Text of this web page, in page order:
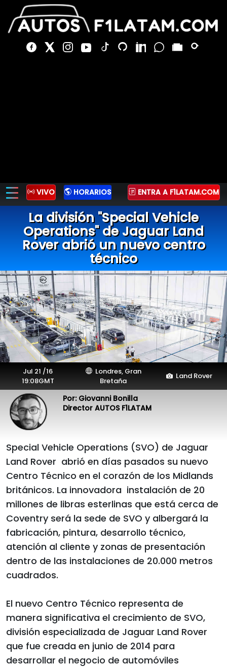
VIVO HORARIOS ENTRA A F1LATAM.COM
La división "Special Vehicle
Operations" de Jaguar Land
Rover abrió un nuevo centro
técnico
Jul 21 /16
19:08GMT
Londres, Gran
Bretaña
Land Rover
Por: Giovanni Bonilla
Director AUTOS F1LATAM
Special Vehicle Operations (SVO) de Jaguar
Land Rover abrió en días pasados su nuevo
Centro Técnico en el corazón de los Midlands
británicos. La innovadora instalación de 20
millones de libras esterlinas que está cerca de
Coventry será la sede de SVO y albergará la
fabricación, pintura, desarrollo técnico,
atención al cliente y zonas de presentación
dentro de las instalaciones de 20.000 metros
cuadrados.
El nuevo Centro Técnico representa de
manera significativa el crecimiento de SVO,
división especializada de Jaguar Land Rover
que fue creada en junio de 2014 para
desarrollar el negocio de automóviles